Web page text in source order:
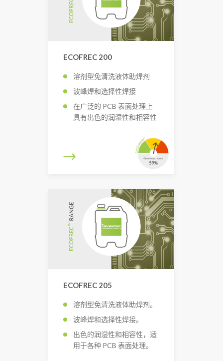
ECOFREC 200
溶剂型免清洗液体助焊剂
波峰焊和选择性焊接
在广泛的 PCB 表面处理上
具有出色的润湿性和相容性
ECOFREC 205
溶剂型免清洗液体助焊剂。
波峰焊和选择性焊接。
出色的润湿性和相容性，适
用于各种 PCB 表面处理。